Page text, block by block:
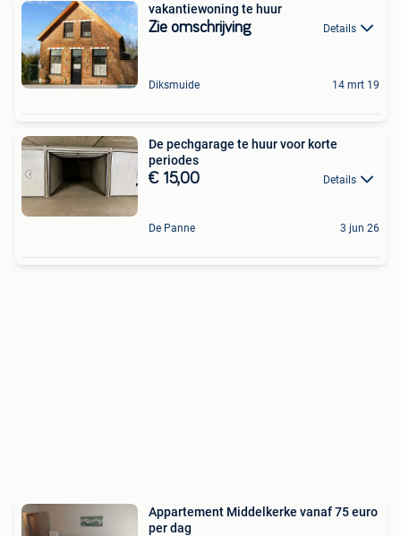
vakantiewoning te huur
Zie omschrijving Details
Diksmuide 14 mrt 19
De pechgarage te huur voor korte
periodes
€ 15,00 Details
De Panne 3 jun 26
Appartement Middelkerke vanaf 75 euro
per dag